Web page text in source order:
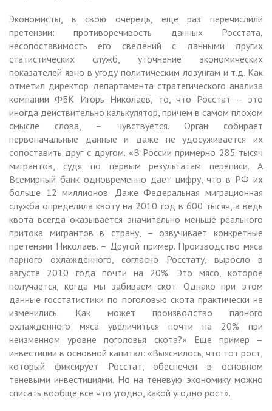
Экономисты, в свою очередь, еще раз перечислили
претензии: противоречивость данных Росстата,
несопоставимость его сведений с данными других
статистических служб, уточнение экономических
показателей явно в угоду политическим лозунгам и т.д. Как
отметил директор департамента стратегического анализа
компании ФБК Игорь Николаев, то, что Росстат – это
иногда действительно калькулятор, причем в самом плохом
смысле слова, – чувствуется. Орган собирает
первоначальные данные и даже не удосуживается их
сопоставить друг с другом. «В России примерно 285 тысяч
мигрантов, судя по первым результатам переписи. А
Всемирный банк одновременно дает цифру, что в РФ их
больше 12 миллионов. Даже Федеральная миграционная
служба определила квоту на 2010 год в 600 тысяч, а ведь
квота всегда оказывается значительно меньше реального
притока мигрантов в страну, – озвучивает конкретные
претензии Николаев. – Другой пример. Производство мяса
парного охлажденного, согласно Росстату, выросло в
августе 2010 года почти на 20%. Это мясо, которое
получается, когда мы забиваем скот. Однако при этом
данные госстатистики по поголовью скота практически не
изменились. Как может производство парного
охлажденного мяса увеличиться почти на 20% при
неизменном уровне поголовья скота?» Еще пример –
инвестиции в основной капитал: «Выяснилось, что тот рост,
который фиксирует Росстат, обеспечен в основном
теневыми инвестициями. Но на теневую экономику можно
списать вообще все что угодно, какой угодно рост».